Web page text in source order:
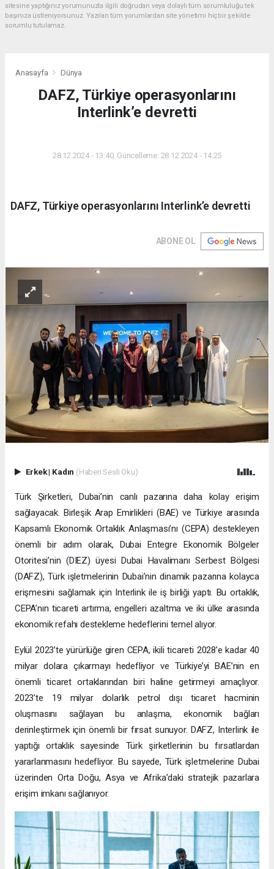
sitesine yaptığınız yorumunuzla ilgili doğrudan veya dolaylı tüm sorumluluğu tek
başınıza üstleniyorsunuz. Yazılan tüm yorumlardan site yönetimi hiçbir şekilde
sorumlu tutulamaz.
Anasayfa Dünya
DAFZ, Türkiye operasyonlarını
Interlink’e devretti
28.12.2024 - 13:40, Güncelleme: 28.12.2024 - 14:25
DAFZ, Türkiye operasyonlarını Interlink’e devretti
ABONE OL
Erkek| Kadın (Haberi Sesli Oku)
Türk Şirketleri, Dubai’nin canlı pazarına daha kolay erişim
sağlayacak. Birleşik Arap Emirlikleri (BAE) ve Türkiye arasında
Kapsamlı Ekonomik Ortaklık Anlaşması’nı (CEPA) destekleyen
önemli bir adım olarak, Dubai Entegre Ekonomik Bölgeler
Otoritesi’nin (DIEZ) üyesi Dubai Havalimanı Serbest Bölgesi
(DAFZ), Türk işletmelerinin Dubai’nin dinamik pazarına kolayca
erişmesini sağlamak için Interlink ile iş birliği yaptı. Bu ortaklık,
CEPA’nın ticareti artırma, engelleri azaltma ve iki ülke arasında
ekonomik refahı destekleme hedeflerini temel alıyor.
Eylül 2023’te yürürlüğe giren CEPA, ikili ticareti 2028’e kadar 40
milyar dolara çıkarmayı hedefliyor ve Türkiye’yi BAE’nin en
önemli ticaret ortaklarından biri haline getirmeyi amaçlıyor.
2023’te 19 milyar dolarlık petrol dışı ticaret hacminin
oluşmasını sağlayan bu anlaşma, ekonomik bağları
derinleştirmek için önemli bir fırsat sunuyor. DAFZ, Interlink ile
yaptığı ortaklık sayesinde Türk şirketlerinin bu fırsatlardan
yararlanmasını hedefliyor. Bu sayede, Türk işletmelerine Dubai
üzerinden Orta Doğu, Asya ve Afrika’daki stratejik pazarlara
erişim imkanı sağlanıyor.